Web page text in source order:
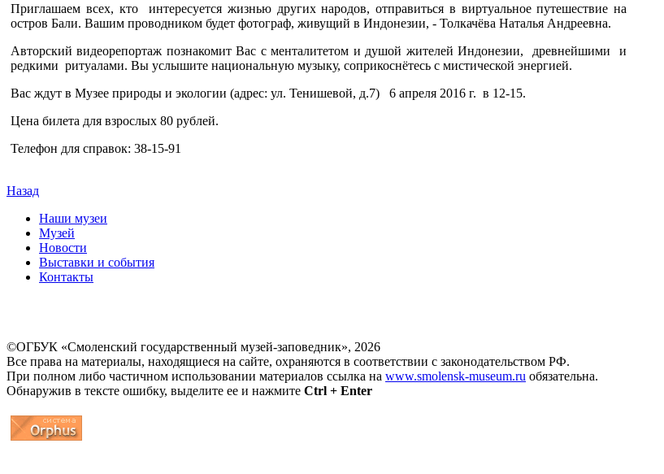
Приглашаем всех, кто интересуется жизнью других народов, отправиться в виртуальное путешествие на
остров Бали. Вашим проводником будет фотограф, живущий в Индонезии, - Толкачёва Наталья Андреевна.
Авторский видеорепортаж познакомит Вас с менталитетом и душой жителей Индонезии, древнейшими и
редкими ритуалами. Вы услышите национальную музыку, соприкоснётесь с мистической энергией.
Вас ждут в Музее природы и экологии (адрес: ул. Тенишевой, д.7) 6 апреля 2016 г. в 12-15.
Цена билета для взрослых 80 рублей.
Телефон для справок: 38-15-91
Назад
Наши музеи
Музей
Новости
Выставки и события
Контакты
©ОГБУК «Смоленский государственный музей-заповедник», 2026
Все права на материалы, находящиеся на сайте, охраняются в соответствии с законодательством РФ.
При полном либо частичном использовании материалов ссылка на www.smolensk-museum.ru обязательна.
Обнаружив в тексте ошибку, выделите ее и нажмите Ctrl + Enter